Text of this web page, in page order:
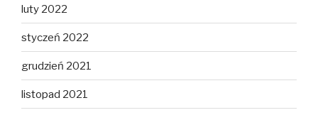
luty 2022
styczeń 2022
grudzień 2021
listopad 2021